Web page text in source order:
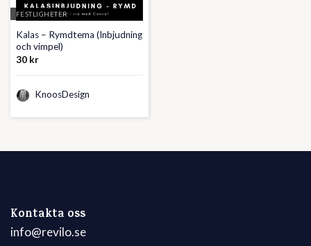
FESTLIGHETER
Kalas – Rymdtema (Inbjudning
och vimpel)
30 kr
KnoosDesign
Kontakta oss
info@revilo.se